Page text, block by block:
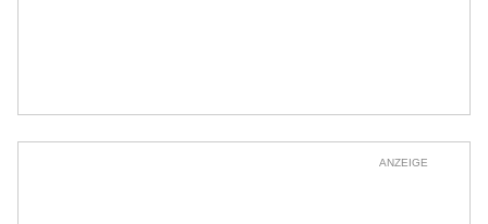
ANZEIGE